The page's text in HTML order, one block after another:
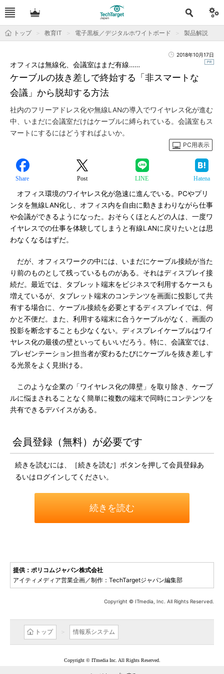
トップ 教育IT 電子黒板／デジタルホワイトボード 製品解説
2018年10月17日
ケーブルの抜き差しで終始する「非スマートな
会議」から脱却する方法
オフィスは無線化、会議室はまだ有線……
社内のフリーアドレス化や無線LANの導入でワイヤレス化が進む
中、いまだに会議室だけはケーブルに縛られている。会議室もス
マートにするにはどうすればよいか。
PC用表示
Share Post LINE Hatena
オフィス環境のワイヤレス化が急速に進んでいる。PCやプリ
ンタを無線LAN化し、オフィス内を自由に動きまわりながら仕事
や会議ができるようになった。おそらくほとんどの人は、一度ワ
イヤレスでの仕事を体験してしまうと有線LANに戻りたいとは思
わなくなるはずだ。
だが、オフィスワークの中には、いまだにケーブル接続が当た
り前のものとして残っているものがある。それはディスプレイ接
続だ。最近では、タブレット端末をビジネスで利用するケースも
増えているが、タブレット端末のコンテンツを画面に投影して共
有する場合に、ケーブル接続を必要とするディスプレイでは、何
かと不便だ。また、利用する端末に合うケーブルがなく、画面の
投影を断念することも少なくない。ディスプレイケーブルはワイ
ヤレス化の最後の壁といってもいいだろう。特に、会議室では、
プレゼンテーション担当者が変わるたびにケーブルを抜き差しす
る光景をよく見掛ける。
このような企業の「ワイヤレス化の障壁」を取り除き、ケーブ
ルに悩まされることなく簡単に複数の端末で同時にコンテンツを
共有できるデバイスがある。
会員登録（無料）が必要です
続きを読むには、［続きを読む］ボタンを押して会員登録あ
るいはログインしてください。
続きを読む
提供：ポリコムジャパン株式会社
アイティメディア営業企画／制作：TechTargetジャパン編集部
Copyright © ITmedia, Inc. All Rights Reserved.
トップ 情報系システム
Copyright © ITmedia Inc. All Rights Reserved.